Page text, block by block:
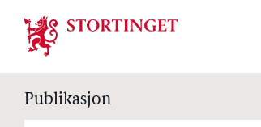
Stortinget.no
Publikasjon